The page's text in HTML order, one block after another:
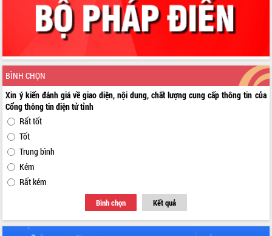
BÌNH CHỌN
Xin ý kiến đánh giá về giao diện, nội dung, chất lượng cung cấp thông tin của
Cổng thông tin điện tử tỉnh
Rất tốt
Tốt
Trung bình
Kém
Rất kém
Bình chọn Kết quả